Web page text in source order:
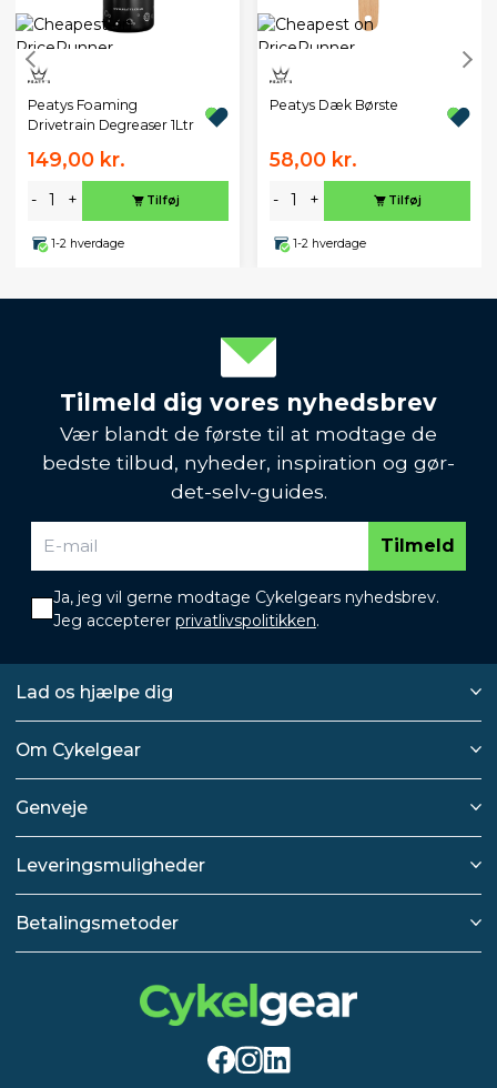
Peatys Foaming
Drivetrain Degreaser 1Ltr
149,00 kr.
- + Tilføj
1-2 hverdage
Peatys Dæk Børste
58,00 kr.
- + Tilføj
1-2 hverdage
Tilmeld dig vores nyhedsbrev
Vær blandt de første til at modtage de
bedste tilbud, nyheder, inspiration og gør-
det-selv-guides.
Tilmeld
Ja, jeg vil gerne modtage Cykelgears nyhedsbrev.
Jeg accepterer privatlivspolitikken.
Lad os hjælpe dig
Om Cykelgear
Genveje
Leveringsmuligheder
Betalingsmetoder